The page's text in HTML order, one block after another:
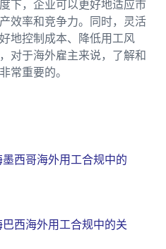
下，企业可以更好地适应市
效率和竞争力。同时，灵活
地控制成本、降低用工风
对于海外雇主来说，了解和
常重要的。
西哥海外用工合规中的
西海外用工合规中的关